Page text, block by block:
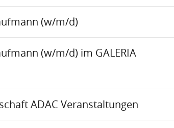
(w/m/d)
(w/m/d) im GALERIA
ADAC Veranstaltungen